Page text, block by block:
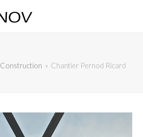
Construction » Chantier Pernod Ricard